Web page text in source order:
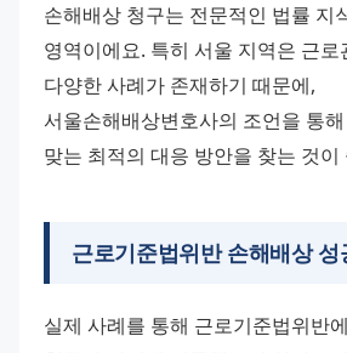
손해배상 청구는 전문적인 법률 지
영역이에요. 특히 서울 지역은 근
다양한 사례가 존재하기 때문에,
서울손해배상변호사의 조언을 통
맞는 최적의 대응 방안을 찾는 것이
근로기준법위반 손해배상 성
실제 사례를 통해 근로기준법위반